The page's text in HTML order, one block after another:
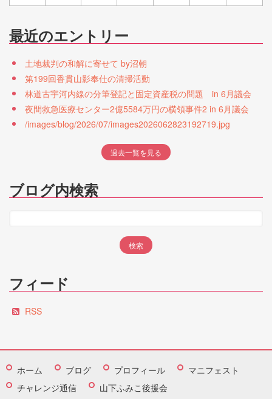
最近のエントリー
土地裁判の和解に寄せて by沼朝
第199回香貫山影奉仕の清掃活動
林道古宇河内線の分筆登記と固定資産税の問題 in 6月議会
夜間救急医療センター2億5584万円の横領事件2 in 6月議会
/images/blog/2026/07/images2026062823192719.jpg
過去一覧を見る
ブログ内検索
フィード
RSS
ホーム ブログ プロフィール
マニフェスト
チャレンジ通信
山下ふみこ後援会